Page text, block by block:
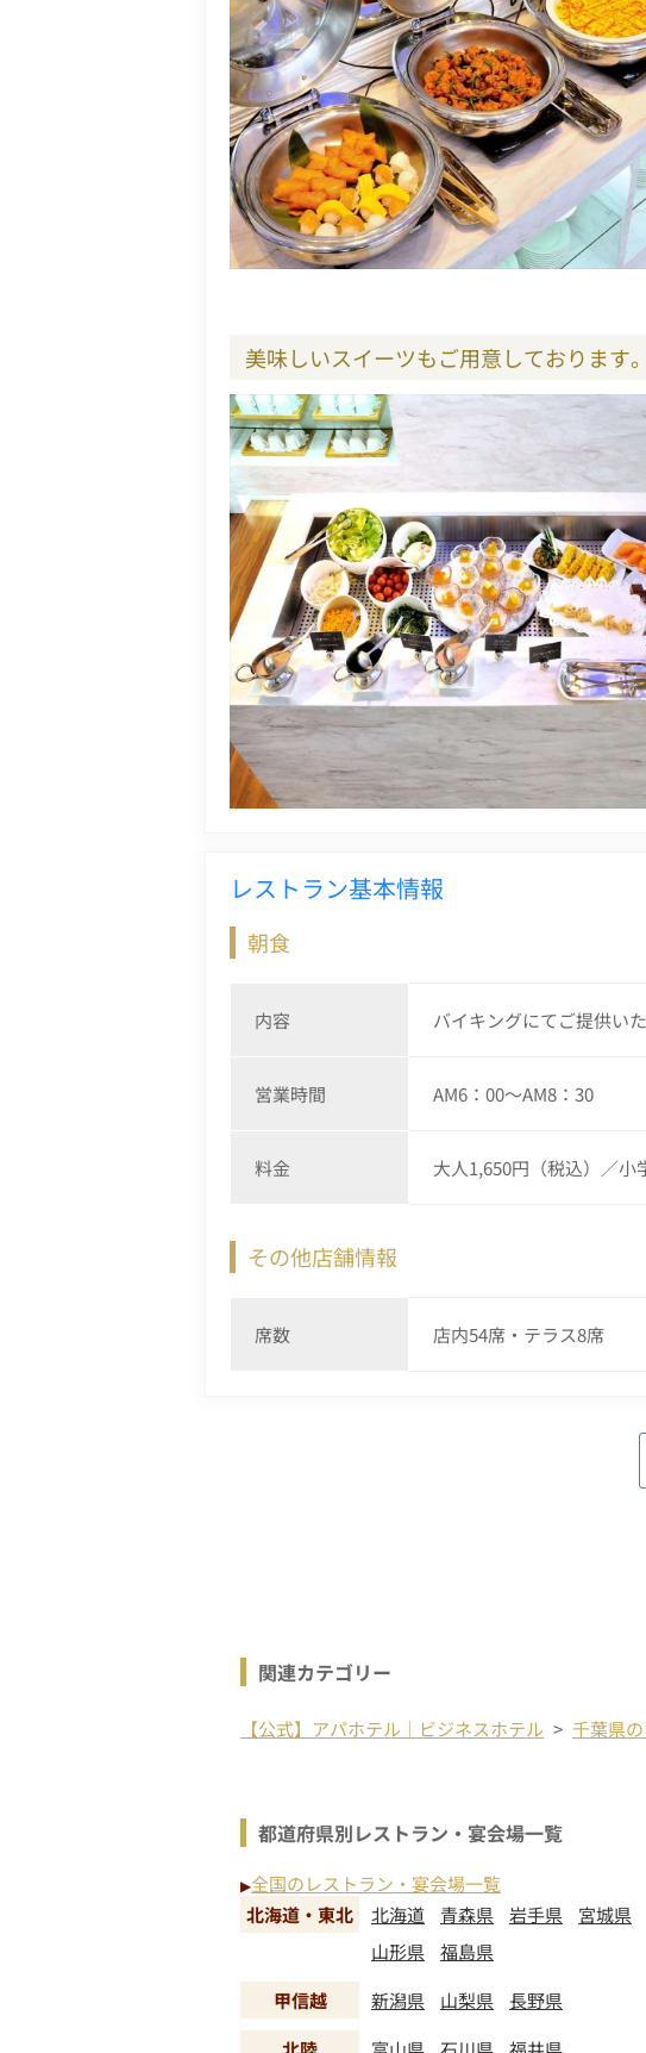
美味しいスイーツもご用意しております。
レストラン基本情報
朝食
内容 バイキングにてご提供いた
営業時間 AM6：00～AM8：30
料金 大人1,650円（税込）／
その他店舗情報
席数 店内54席・テラス8席
関連カテゴリー
【公式】アパホテル｜ビジネスホテル 千葉県
都道府県別レストラン・宴会場一覧
▶全国のレストラン・宴会場一覧
北海道・東北
北海道 青森県 岩手県 宮城県
山形県
福島県
甲信越
新潟県 山梨県
長野県